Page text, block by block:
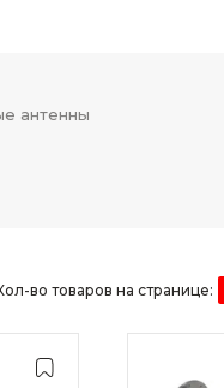
антенны
во товаров на странице: